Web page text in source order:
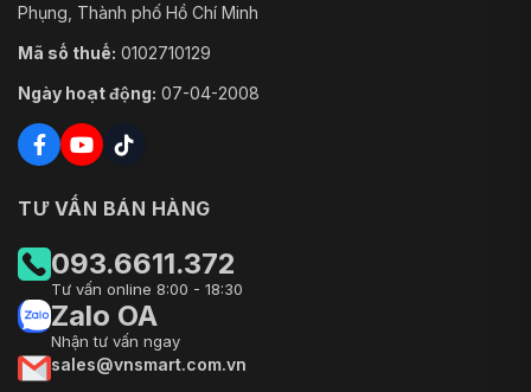
Phụng, Thành phố Hồ Chí Minh
Mã số thuế: 0102710129
Ngày hoạt động: 07-04-2008
TƯ VẤN BÁN HÀNG
093.6611.372
Tư vấn online 8:00 - 18:30
Zalo OA
Nhận tư vấn ngay
sales@vnsmart.com.vn